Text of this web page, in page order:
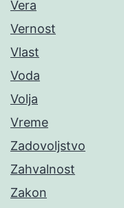
Vera
Vernost
Vlast
Voda
Volja
Vreme
Zadovoljstvo
Zahvalnost
Zakon